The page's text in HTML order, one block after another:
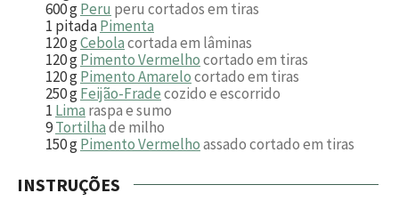
600gPeru peru cortados em tiras
1 pitadaPimenta
120gCebolacortada em lâminas
120gPimento Vermelhocortado em tiras
120gPimento Amarelocortado em tiras
250gFeijão-Fradecozido e escorrido
1 Lima raspa e sumo
9Tortilhade milho
150gPimento Vermelhoassado cortado em tiras
INSTRUÇÕES